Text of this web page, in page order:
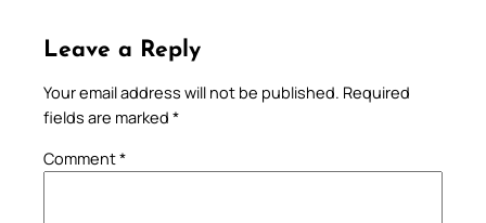
Leave a Reply
Your email address will not be published. Required
fields are marked *
Comment*